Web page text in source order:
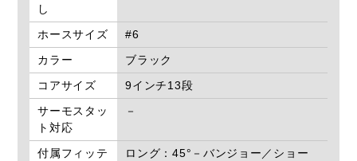
し
ホースサイズ
#6
カラー
ブラック
コアサイズ
9インチ13段
サーモスタッ
ト対応
－
付属フィッテ
ロング：45°－バンジョー／ショー